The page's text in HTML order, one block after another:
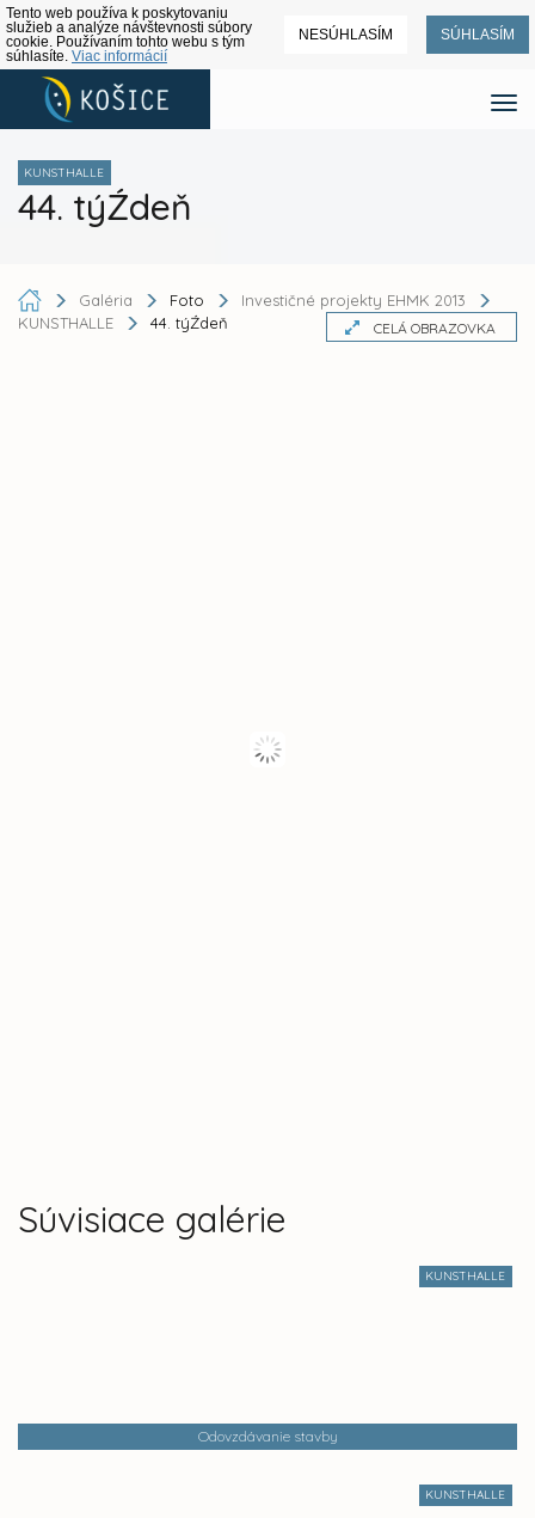
Tento web používa k poskytovaniu
služieb a analýze návštevnosti súbory
cookie. Používaním tohto webu s tým
súhlasíte. Viac informácií
NESÚHLASÍM SÚHLASÍM
KUNSTHALLE
44. týŹdeň
Galéria Foto
Investičné projekty EHMK 2013
KUNSTHALLE
44. týŹdeň CELÁ OBRAZOVKA
Súvisiace galérie
KUNSTHALLE
Odovzdávanie stavby
KUNSTHALLE